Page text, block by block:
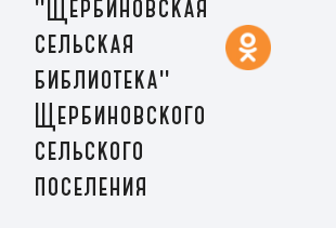
"Щербиновская
сельская
библиотека"
Щербиновского
сельского
поселения